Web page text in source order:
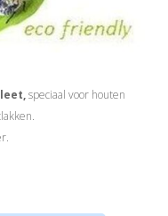
speciaal voor houten